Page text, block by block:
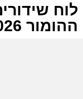
לוח
ההומור 18-05-2026